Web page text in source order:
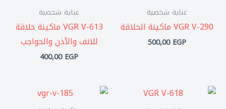
عناية شخصية
VGR V-290 ماكينة الحلاقة
500,00EGP
عناية شخصية
VGR V-613 ماكينة حلاقة
للانف والأذن والحواجب
400,00EGP